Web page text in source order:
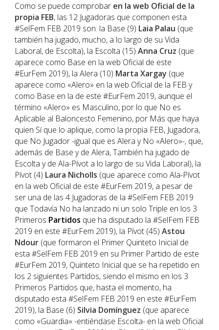
Como se puede comprobar en la web Oficial de la
propia FEB, las 12 Jugadoras que componen esta
#SelFem FEB 2019 son: la Base (9) Laia Palau (que
también ha jugado, mucho, a lo largo de su Vida
Laboral, de Escolta), la Escolta (15) Anna Cruz (que
aparece como Base en la web Oficial de este
#EurFem 2019), la Alera (10) Marta Xargay (que
aparece como «Alero» en la web Oficial de la FEB y
como Base en la de este #EurFem 2019, aunque el
término «Alero» es Masculino, por lo que No es
Aplicable al Baloncesto Femenino, por Más que haya
quien Sí que lo aplique, como la propia FEB, Jugadora,
que No Jugador -igual que es Alera y No «Alero»-, que,
además de Base y de Alera, También ha jugado de
Escolta y de Ala-Pívot a lo largo de su Vida Laboral), la
Pívot (4) Laura Nicholls (que aparece como Ala-Pívot
en la web Oficial de este #EurFem 2019, a pesar de
ser una de las 4 Jugadoras de la #SelFem FEB 2019
que Todavía No ha lanzado ni un solo Triple en los 3
Primeros Partidos que ha disputado la #SelFem FEB
2019 en este #EurFem 2019), la Pívot (45) Astou
Ndour (que formaron el Primer Quinteto Inicial de
esta #SelFem FEB 2019 en su Primer Partido de este
#EurFem 2019, Quinteto Inicial que se ha repetido en
los 2 siguientes Partidos, siendo el mismo en los 3
Primeros Partidos que, hasta el momento, ha
disputado esta #SelFem FEB 2019 en este #EurFem
2019), la Base (6) Silvia Domínguez (que aparece
como «Guardia» -entiéndase Escolta- en la web Oficial